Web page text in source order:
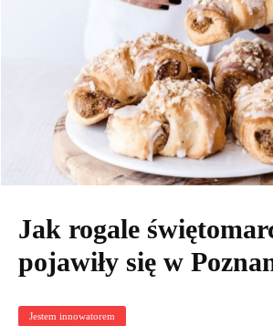
Jak rogale
pojawiły się w
Jestem innowatorem